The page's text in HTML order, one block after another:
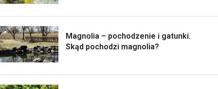
Magnolia – pochodzenie i gatunki.
Skąd pochodzi magnolia?